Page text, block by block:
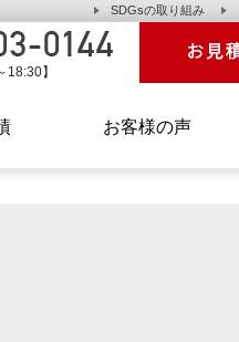
SDGsの取り組み
18:30】
お客様の声